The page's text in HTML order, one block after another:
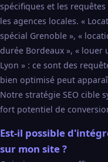
spécifiques et les
les agences locales. «
spécial Grenoble », «
durée Bordeaux », «
Lyon » : ce sont des
bien optimisé peut
Notre stratégie SEO cible
fort potentiel de
Est-il possible
sur mon site ?